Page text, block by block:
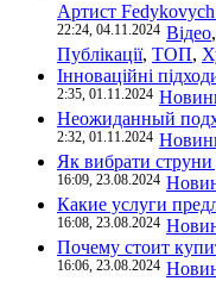
Артист
22:24, 04.11.2024 Відео,
Публікації, ТОП,
Інноваційні
2:35, 01.11.2024
Неожиданный
2:32, 01.11.2024
Як вибрати струни
16:09, 23.08.2024
Какие услуги
16:08, 23.08.2024
Почему стоит
16:06, 23.08.2024